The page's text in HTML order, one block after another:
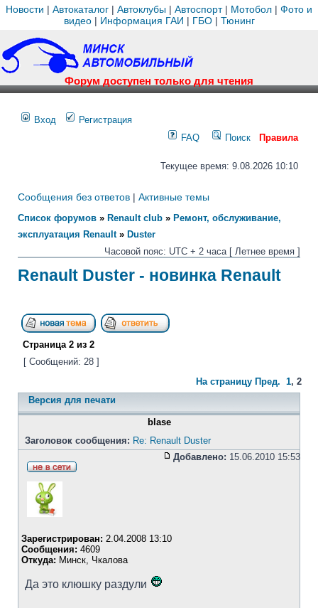
Новости | Автокаталог | Автоклубы | Автоспорт| Мотобол | Фото и
видео| Информация ГАИ | ГБО| Тюнинг
Форум доступен только для чтения
Вход
Регистрация
FAQ
Поиск Правила
Текущее время: 9.08.2026 10:10
Сообщения без ответов | Активные темы
Список форумов » Renault club » Ремонт, обслуживание,
эксплуатация Renault» Duster
Часовой пояс: UTC + 2 часа [ Летнее время ]
Renault Duster - новинка Renault
Страница 2 из 2
[ Сообщений: 28 ]
На страницу Пред. 1, 2
Версия для печати
blase
Заголовок сообщения: Re: Renault Duster
Добавлено: 15.06.2010 15:53
Зарегистрирован: 2.04.2008 13:10
Сообщения: 4609
Откуда: Минск, Чкалова
Да это клюшку раздули